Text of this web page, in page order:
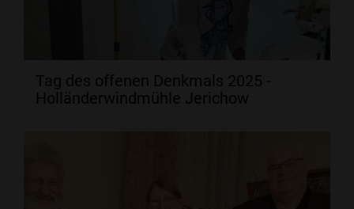
Tag des offenen Denkmals 2025 -
Holländerwindmühle Jerichow